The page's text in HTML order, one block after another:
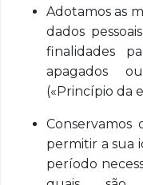
Adotamos as
dados
finalidades
apagados
(«Princípio da
Conservamos
permitir a sua
período